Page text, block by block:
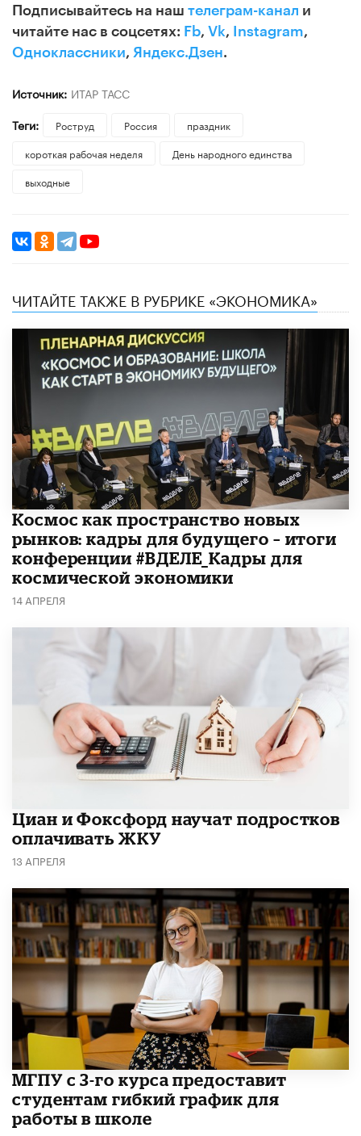
Подписывайтесь на наш телеграм-канал и
читайте нас в соцсетях: Fb, Vk, Instagram,
Одноклассники, Яндекс.Дзен.
Источник: ИТАР ТАСС
Теги:
Роструд Россия
праздник
короткая рабочая неделя
День народного единства
выходные
ЧИТАЙТЕ ТАКЖЕ В РУБРИКЕ «ЭКОНОМИКА»
Космос как пространство новых
рынков: кадры для будущего – итоги
конференции #ВДЕЛЕ_Кадры для
космической экономики
14 АПРЕЛЯ
Циан и Фоксфорд научат подростков
оплачивать ЖКУ
13 АПРЕЛЯ
МГПУ с 3-го курса предоставит
студентам гибкий график для
работы в школе